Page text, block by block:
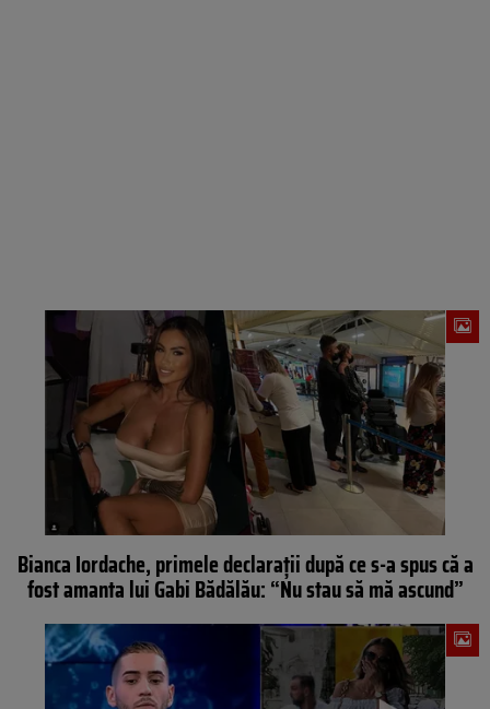
Bianca Iordache, primele declarații după ce s-a spus că a
fost amanta lui Gabi Bădălău: “Nu stau să mă ascund”